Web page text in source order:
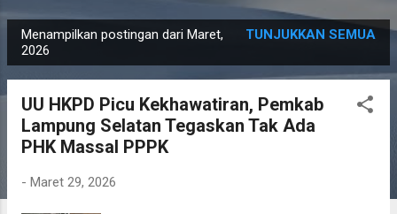
o
Menampilkan postingan dari Maret,
2026
TUNJUKKAN SEMUA
UU HKPD Picu Kekhawatiran, Pemkab
Lampung Selatan Tegaskan Tak Ada
PHK Massal PPPK
- Maret 29, 2026